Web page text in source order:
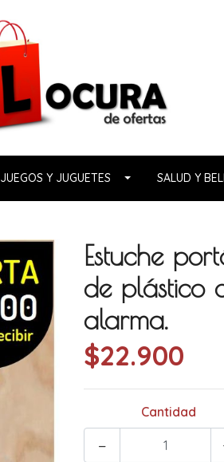
JUEGOS Y JUGUETES SALUD Y
Estuche
de plástico
alarma.
$22.900
Cantidad
-